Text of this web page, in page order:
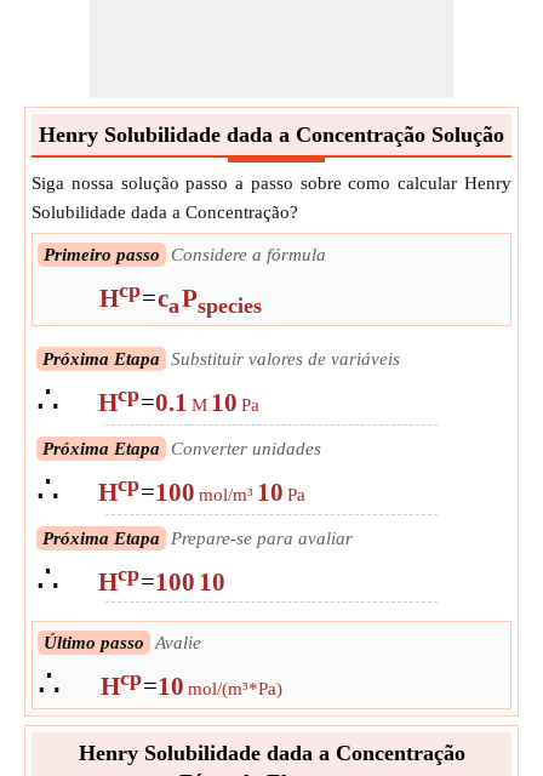
Henry Solubilidade dada a Concentração Solução
Siga nossa solução passo a passo sobre como calcular Henry
Solubilidade dada a Concentração?
Primeiro passo Considere a fórmula
Hcp=caPspecies
Próxima Etapa Substituir valores de variáveis
∴ Hcp=0.1 M 10 Pa
Próxima Etapa Converter unidades
∴ Hcp=100 mol/m³ 10 Pa
Próxima Etapa Prepare-se para avaliar
∴ Hcp=100 10
Último passo Avalie
∴ Hcp=10 mol/(m³*Pa)
Henry Solubilidade dada a Concentração